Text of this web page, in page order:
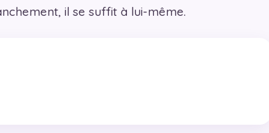
il se suffit à lui-même.